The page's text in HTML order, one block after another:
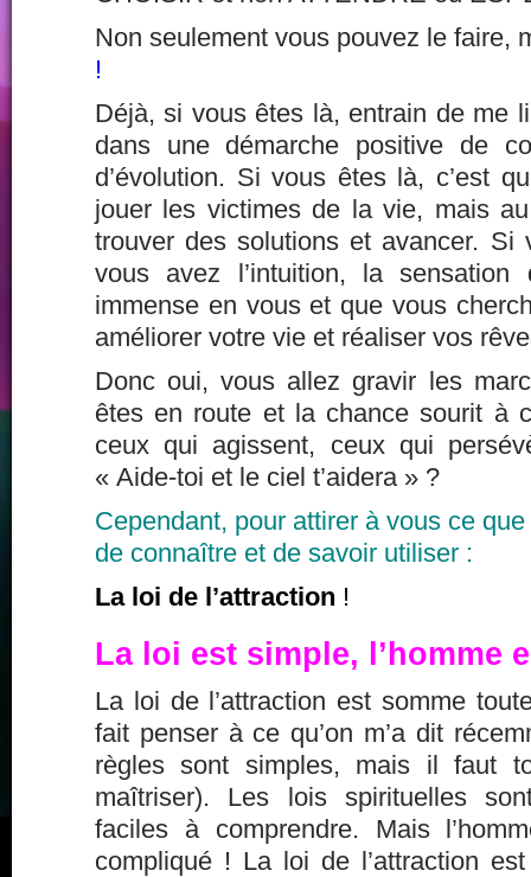
Non seulement vous pouvez le faire,
!
Déjà, si vous êtes là, entrain de me
dans une démarche positive de
d’évolution. Si vous êtes là, c’est
jouer les victimes de la vie, mais
trouver des solutions et avancer. Si
vous avez l’intuition, la
immense en vous et que vous
améliorer votre vie et réaliser vos
Donc oui, vous allez gravir les
êtes en route et la chance sourit à
ceux qui agissent, ceux qui
« Aide-toi et le ciel t’aidera » ?
Cependant, pour attirer à vous ce
de connaître et de savoir utiliser :
La loi de l’attraction !
La loi est simple, l’homme
La loi de l’attraction est somme
fait penser à ce qu’on m’a dit
règles sont simples, mais il faut
maîtriser). Les lois spirituelles
faciles à comprendre. Mais
compliqué ! La loi de l’attraction